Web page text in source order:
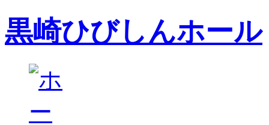
黒崎ひびしんホール